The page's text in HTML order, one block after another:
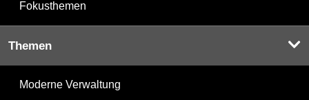
Fokusthemen
Themen
Moderne Verwaltung